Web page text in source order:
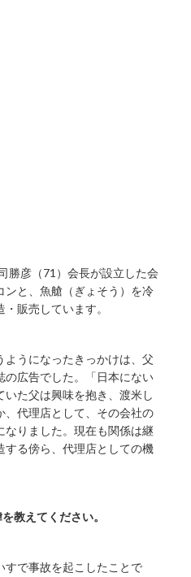
勝彦（71）会長が設立した会
ンと、魚艙（ぎょそう）を冷
販売しています。
うになったきっかけは、父
の広告でした。「日本にない
た父は興味を抱き、渡米し
、代理店として、その会社の
なりました。現在も関係は継
る傍ら、代理店としての機
教えてください。
すで事故を起こしたことで